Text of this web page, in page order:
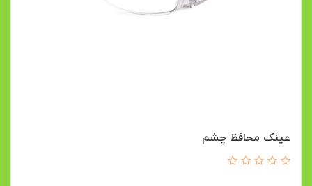
عینک محافظ چشم